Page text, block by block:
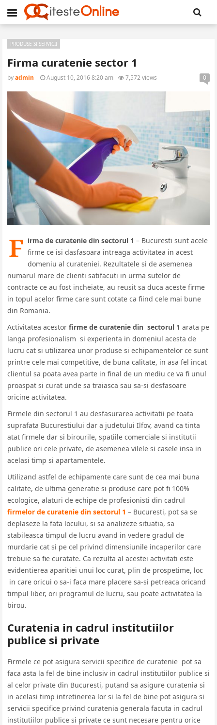
Firma curatenie sector 1
PRODUSE SI SERVICII
byadmin August 10, 2016 8:20 am 7,572 views 0
F irma de curatenie din sectorul 1 – Bucuresti sunt acele
firme ce isi dasfasoara intreaga activitatea in acest
domeniu al curateniei. Rezultatele si de asemenea
numarul mare de clienti satifacuti in urma sutelor de
contracte ce au fost incheiate, au reusit sa duca aceste firme
in topul acelor firme care sunt cotate ca fiind cele mai bune
din Romania.
Activitatea acestor firme de curatenie din sectorul 1 arata pe
langa profesionalism si experienta in domeniul acesta de
lucru cat si utilizarea unor produse si echipamentelor ce sunt
printre cele mai competitive, de buna calitate, in asa fel incat
clientul sa poata avea parte in final de un mediu ce va fi unul
proaspat si curat unde sa traiasca sau sa-si desfasoare
oricine activitatea.
Firmele din sectorul 1 au desfasurarea activitatii pe toata
suprafata Bucurestiului dar a judetului Ilfov, avand ca tinta
atat firmele dar si birourile, spatiile comerciale si institutii
publice ori cele private, de asemenea vilele si casele insa in
acelasi timp si apartamentele.
Utilizand astfel de echipamente care sunt de cea mai buna
calitate, de ultima generatie si produse care pot fi 100%
ecologice, alaturi de echipe de profesionisti din cadrul
firmelor de curatenie din sectorul 1 – Bucuresti, pot sa se
deplaseze la fata locului, si sa analizeze situatia, sa
stabileasca timpul de lucru avand in vedere gradul de
murdarie cat si pe cel privind dimensiunile incaperilor care
trebuie sa fie curatate. Ca rezulta al acestei activitati este
evidentierea aparitiei unui loc curat, plin de prospetime, loc
in care oricui o sa-i faca mare placere sa-si petreaca oricand
timpul liber, ori programul de lucru, sau poate activitatea la
birou.
Curatenia in cadrul institutiilor
publice si private
Firmele ce pot asigura servicii specifice de curatenie pot sa
faca asta la fel de bine inclusiv in cadrul institutiilor publice si
al celor private din Bucuresti, putand sa asigure curatenia si
in acelasi timp intretinerea lor si la fel de bine pot asigura si
servicii specifice privind curatenia generala facuta in cadrul
institutiilor publice si private ce sunt necesare pentru orice